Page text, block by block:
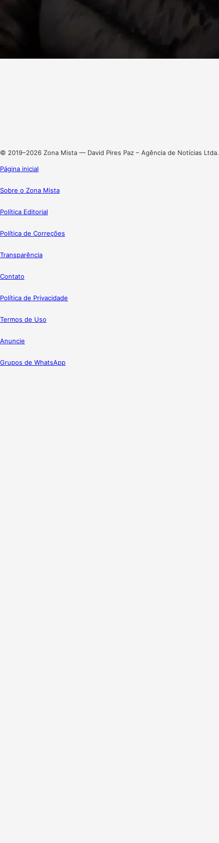
© 2019–2026 Zona Mista — David Pires Paz – Agência de Notícias Ltda.
Página inicial
Sobre o Zona Mista
Política Editorial
Política de Correções
Transparência
Contato
Política de Privacidade
Termos de Uso
Anuncie
Grupos de WhatsApp